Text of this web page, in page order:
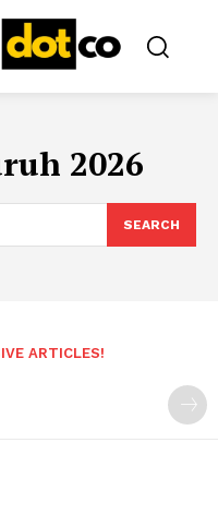
2026
SEARCH
ARTICLES!